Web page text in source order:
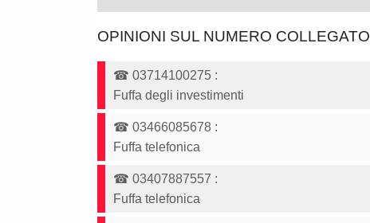
OPINIONI SUL NUMERO COLLEGATO
☎ 03714100275 :
Fuffa degli investimenti
☎ 03466085678 :
Fuffa telefonica
☎ 03407887557 :
Fuffa telefonica